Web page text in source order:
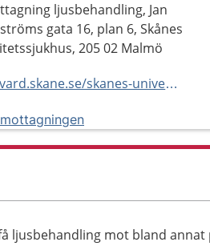
ljusbehandling, Jan
gata 16, plan 6, Skånes
205 02 Malmö
https://vard.skane.se/skanes-universitetssjukhus-sus/mottagningar-och-avdelningar/hudmottagning-ljusbehandling-malmo/
ljusbehandling mot bland annat